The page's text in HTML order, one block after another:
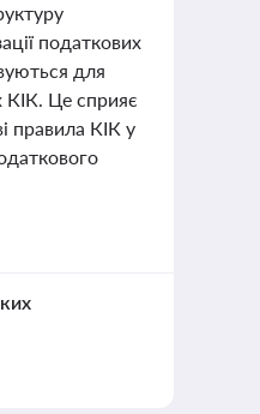
податкових
для
КІК. Це сприяє
правила КІК у